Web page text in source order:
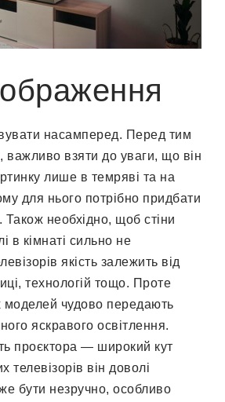
насамперед. Перед тим
, важливо взяти до уваги, що він
лише в темряві та на
для нього потрібно придбати
Також необхідно, щоб стіни
в кімнаті сильно не
якість залежить від
технологій тощо. Проте
моделей чудово передають
яскравого освітлення.
проєктора — широкий кут
телевізорів він доволі
бути незручно, особливо